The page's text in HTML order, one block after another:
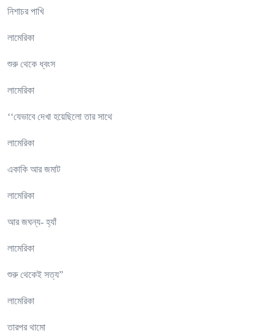
নিশাচর পাখি
লামেরিকা
শুরু থেকে ধ্বংস
লামেরিকা
‘‘যেভাবে দেখা হয়েছিলো তার সাথে
লামেরিকা
একাকি আর জমাট
লামেরিকা
আর জঘন্য- হ্যাঁ
লামেরিকা
শুরু থেকেই সত্য”
লামেরিকা
তারপর থামো